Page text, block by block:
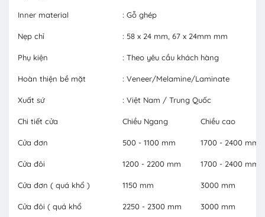
Inner material : Gỗ ghép
Nẹp chỉ : 58 x 24 mm, 67 x 24mm mm
Phụ kiện : Theo yêu cầu khách hàng
Hoàn thiện bề mặt : Veneer/Melamine/Laminate
Xuất sứ : Việt Nam / Trung Quốc
Chi tiết cửa Chiều Ngang Chiều cao
Cửa đơn 500 - 1100 mm 1700 - 2400 mm
Cửa đôi 1200 - 2200 mm 1700 - 2400 mm
Cửa đơn ( quá khổ ) 1150 mm 3000 mm
Cửa đôi ( quá khổ 2250 - 2300 mm 3000 mm